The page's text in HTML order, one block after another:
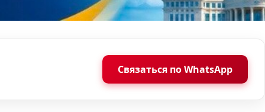
Связаться по WhatsApp